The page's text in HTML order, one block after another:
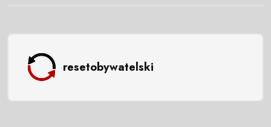
resetobywatelski